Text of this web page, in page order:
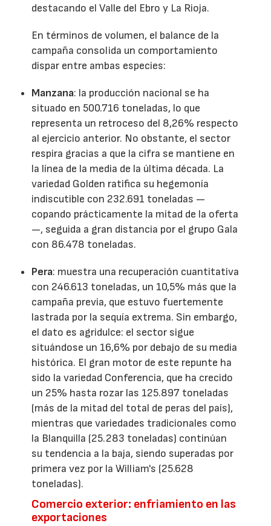
destacando el Valle del Ebro y La Rioja.
En términos de volumen, el balance de la
campaña consolida un comportamiento
dispar entre ambas especies:
Manzana: la producción nacional se ha
situado en 500.716 toneladas, lo que
representa un retroceso del 8,26% respecto
al ejercicio anterior. No obstante, el sector
respira gracias a que la cifra se mantiene en
la línea de la media de la última década. La
variedad Golden ratifica su hegemonía
indiscutible con 232.691 toneladas —
copando prácticamente la mitad de la oferta
—, seguida a gran distancia por el grupo Gala
con 86.478 toneladas.
Pera: muestra una recuperación cuantitativa
con 246.613 toneladas, un 10,5% más que la
campaña previa, que estuvo fuertemente
lastrada por la sequía extrema. Sin embargo,
el dato es agridulce: el sector sigue
situándose un 16,6% por debajo de su media
histórica. El gran motor de este repunte ha
sido la variedad Conferencia, que ha crecido
un 25% hasta rozar las 125.897 toneladas
(más de la mitad del total de peras del país),
mientras que variedades tradicionales como
la Blanquilla (25.283 toneladas) continúan
su tendencia a la baja, siendo superadas por
primera vez por la William's (25.628
toneladas).
Comercio exterior: enfriamiento en las
exportaciones